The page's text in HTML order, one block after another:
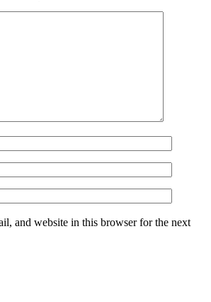
and website in this browser for the next